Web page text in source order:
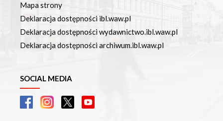
Mapa strony
Deklaracja dostępności ibl.waw.pl
Deklaracja dostępności wydawnictwo.ibl.waw.pl
Deklaracja dostępności archiwum.ibl.waw.pl
SOCIAL MEDIA